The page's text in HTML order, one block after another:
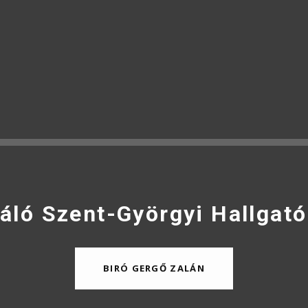
Szent-Györgyi
BIRÓ GERGŐ ZALÁN